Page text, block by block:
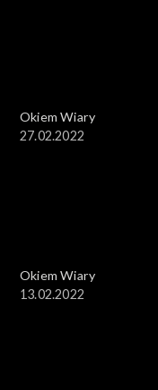
Okiem Wiary
27.02.2022
Okiem Wiary
13.02.2022